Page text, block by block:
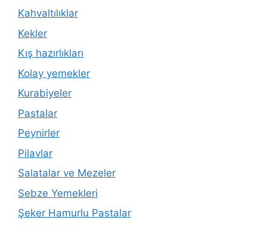
Kahvaltılıklar
Kekler
Kış hazırlıkları
Kolay yemekler
Kurabiyeler
Pastalar
Peynirler
Pilavlar
Salatalar ve Mezeler
Sebze Yemekleri
Şeker Hamurlu Pastalar